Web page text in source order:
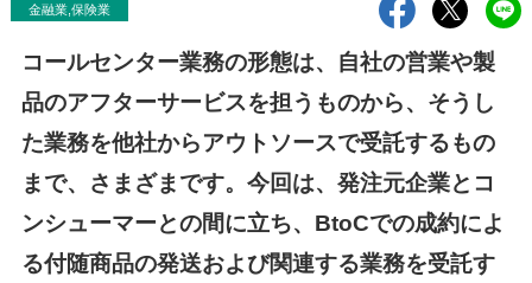
金融業,保険業
コールセンター業務の形態は、自社の営業や製
品のアフターサービスを担うものから、そうし
た業務を他社からアウトソースで受託するもの
まで、さまざまです。今回は、発注元企業とコ
ンシューマーとの間に立ち、BtoCでの成約によ
る付随商品の発送および関連する業務を受託す